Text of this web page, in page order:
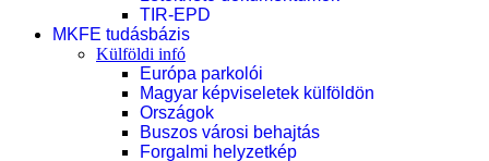
TIR-EPD
MKFE tudásbázis
Külföldi infó
Európa parkolói
Magyar képviseletek külföldön
Országok
Buszos városi behajtás
Forgalmi helyzetkép